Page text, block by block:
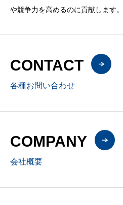
や競争力を高めるのに貢献します。
CONTACT
各種お問い合わせ
COMPANY
会社概要